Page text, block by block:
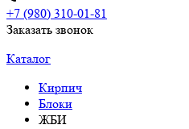
+7 (980) 310-01-81
Заказать звонок
Каталог
Кирпич
Блоки
ЖБИ